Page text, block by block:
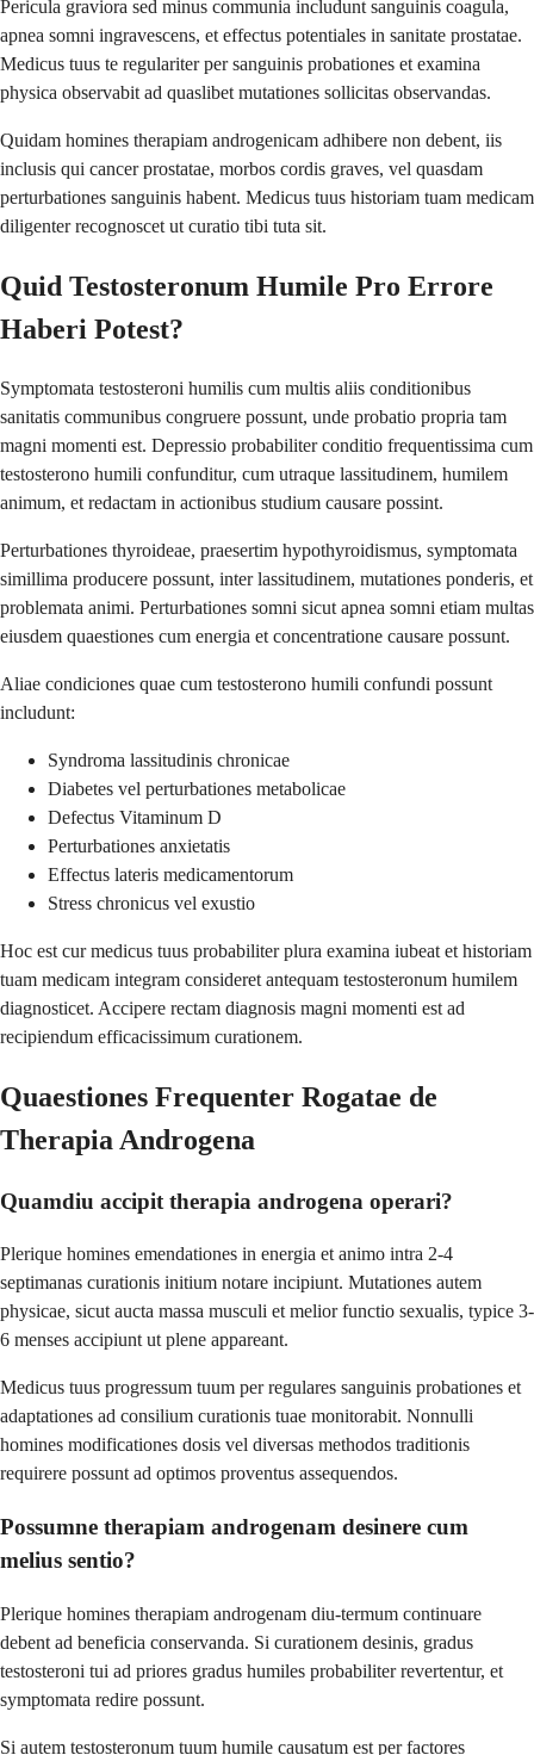
Pericula graviora sed minus communia includunt sanguinis coagula,
apnea somni ingravescens, et effectus potentiales in sanitate prostatae.
Medicus tuus te regulariter per sanguinis probationes et examina
physica observabit ad quaslibet mutationes sollicitas observandas.
Quidam homines therapiam androgenicam adhibere non debent, iis
inclusis qui cancer prostatae, morbos cordis graves, vel quasdam
perturbationes sanguinis habent. Medicus tuus historiam tuam medicam
diligenter recognoscet ut curatio tibi tuta sit.
Quid Testosteronum Humile Pro Errore
Haberi Potest?
Symptomata testosteroni humilis cum multis aliis conditionibus
sanitatis communibus congruere possunt, unde probatio propria tam
magni momenti est. Depressio probabiliter conditio frequentissima cum
testosterono humili confunditur, cum utraque lassitudinem, humilem
animum, et redactam in actionibus studium causare possint.
Perturbationes thyroideae, praesertim hypothyroidismus, symptomata
simillima producere possunt, inter lassitudinem, mutationes ponderis, et
problemata animi. Perturbationes somni sicut apnea somni etiam multas
eiusdem quaestiones cum energia et concentratione causare possunt.
Aliae condiciones quae cum testosterono humili confundi possunt
includunt:
Syndroma lassitudinis chronicae
Diabetes vel perturbationes metabolicae
Defectus Vitaminum D
Perturbationes anxietatis
Effectus lateris medicamentorum
Stress chronicus vel exustio
Hoc est cur medicus tuus probabiliter plura examina iubeat et historiam
tuam medicam integram consideret antequam testosteronum humilem
diagnosticet. Accipere rectam diagnosis magni momenti est ad
recipiendum efficacissimum curationem.
Quaestiones Frequenter Rogatae de
Therapia Androgena
Quamdiu accipit therapia androgena operari?
Plerique homines emendationes in energia et animo intra 2-4
septimanas curationis initium notare incipiunt. Mutationes autem
physicae, sicut aucta massa musculi et melior functio sexualis, typice 3-
6 menses accipiunt ut plene appareant.
Medicus tuus progressum tuum per regulares sanguinis probationes et
adaptationes ad consilium curationis tuae monitorabit. Nonnulli
homines modificationes dosis vel diversas methodos traditionis
requirere possunt ad optimos proventus assequendos.
Possumne therapiam androgenam desinere cum
melius sentio?
Plerique homines therapiam androgenam diu-termum continuare
debent ad beneficia conservanda. Si curationem desinis, gradus
testosteroni tui ad priores gradus humiles probabiliter revertentur, et
symptomata redire possunt.
Si autem testosteronum tuum humile causatum est per factores